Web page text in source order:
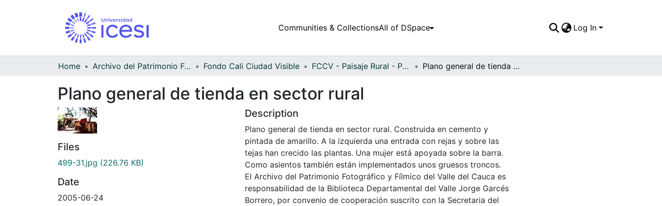
Communities & CollectionsAll of DSpace Log In
Home Archivo del Patrimonio Fotográfico y Fílmico del Valle del Cauca Fondo Cali Ciudad Visible FCCV - Paisaje Rural - Patrimonial Plano general de tienda en sector rural
Plano general de tienda en sector rural
Files
499-31.jpg (226.76 KB)
Date
2005-06-24
Description
Plano general de tienda en sector rural. Construida en cemento y
pintada de amarillo. A la izquierda una entrada con rejas y sobre las
tejas han crecido las plantas. Una mujer está apoyada sobre la barra.
Como asientos también están implementados unos gruesos troncos.
El Archivo del Patrimonio Fotográfico y Fílmico del Valle del Cauca es
responsabilidad de la Biblioteca Departamental del Valle Jorge Garcés
Borrero, por convenio de cooperación suscrito con la Secretaria del